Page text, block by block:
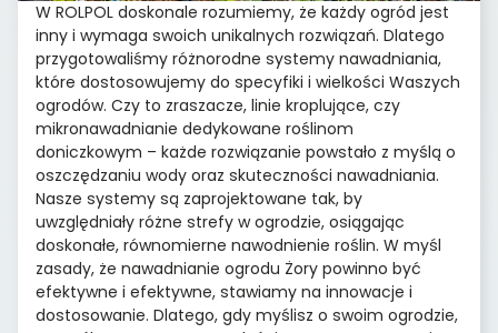
W ROLPOL doskonale rozumiemy, że każdy ogród jest
inny i wymaga swoich unikalnych rozwiązań. Dlatego
przygotowaliśmy różnorodne systemy nawadniania,
które dostosowujemy do specyfiki i wielkości Waszych
ogrodów. Czy to zraszacze, linie kroplujące, czy
mikronawadnianie dedykowane roślinom
doniczkowym – każde rozwiązanie powstało z myślą o
oszczędzaniu wody oraz skuteczności nawadniania.
Nasze systemy są zaprojektowane tak, by
uwzględniały różne strefy w ogrodzie, osiągając
doskonałe, równomierne nawodnienie roślin. W myśl
zasady, że nawadnianie ogrodu Żory powinno być
efektywne i efektywne, stawiamy na innowacje i
dostosowanie. Dlatego, gdy myślisz o swoim ogrodzie,